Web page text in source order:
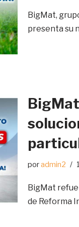
BigMat,
presenta su
poradmin2
BigMat
de Reforma